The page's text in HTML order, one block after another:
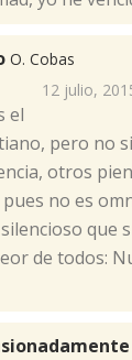
O. Cobas
12 julio,
el
pero no
otros
no es
que
de todos: